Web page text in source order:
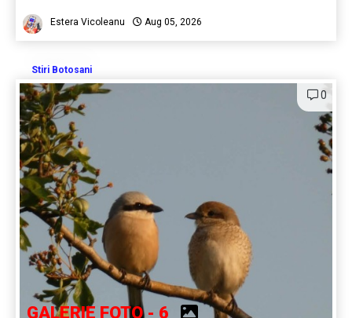
Estera Vicoleanu Aug 05, 2026
Stiri Botosani
0
GALERIE FOTO - 6